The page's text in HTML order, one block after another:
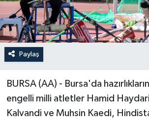
Paylaş
BURSA (AA) - Bursa'da
engelli milli atletler Hamid
Kalvandi ve Muhsin Kaedi,